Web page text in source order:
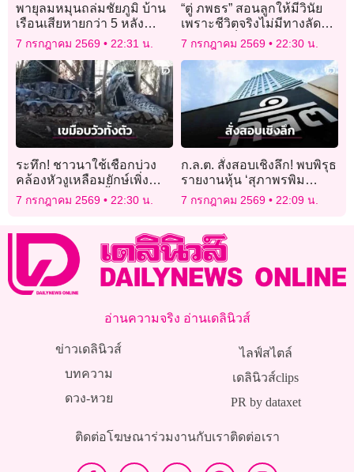
พายุลมหมุนถล่มชัยภูมิ บ้าน
เรือนเสียหายกว่า 5 หลัง
ต้นไม้ใหญ่ล้มทับรถ-สายไฟ
7 กรกฎาคม 2569 22:31 น.
“ตู่ ภพธร” สอนลูกให้มีวินัย
เพราะชีวิตจริงไม่มีทางลัดสู่
ความสำเร็จ!
7 กรกฎาคม 2569 22:30 น.
ระทึก! ชาวนาใช้เชือกบ่วง
คล้องหัวงูเหลือมยักษ์เพิ่ง
เขมือบวัวเข้าไปทั้งตัวจนท้อง
7 กรกฎาคม 2569 22:30 น.
ก.ล.ต. สั่งสอบเชิงลึก! พบพิรุธ
รายงานหุ้น ‘สุภาพรพิม
พงษ์’ ข้อมูลเพียบแต่ไม่ตรง
ความจริง
7 กรกฎาคม 2569 22:09 น.
อ่านความจริง อ่านเดลินิวส์
ข่าวเดลินิวส์
บทความ
ดวง-หวย
ไลฟ์สไตล์
เดลินิวส์clips
PR by dataxet
ติดต่อโฆษณาร่วมงานกับเราติดต่อเรา